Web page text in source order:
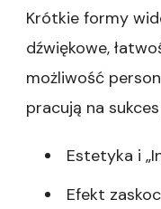
Krótkie formy
dźwiękowe,
możliwość
pracują na
Estetyka i
Efekt